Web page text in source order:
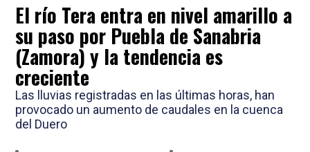
El río Tera entra en nivel amarillo a
su paso por Puebla de Sanabria
(Zamora) y la tendencia es
creciente
Las lluvias registradas en las últimas horas, han
provocado un aumento de caudales en la cuenca
del Duero